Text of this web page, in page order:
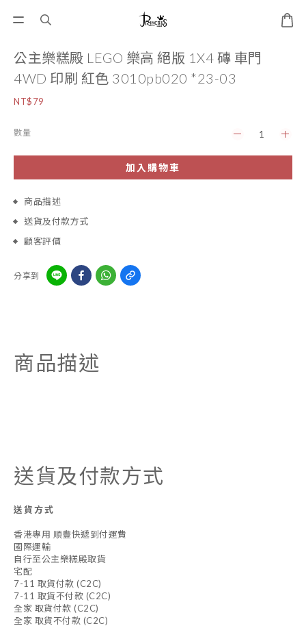
公主樂糕殿 LEGO 樂高 絕版 1X4 磚 車門
4WD 印刷 紅色 3010pb020 *23-03
NT$79
數量
加入購物車
商品描述
送貨及付款方式
顧客評價
分享到
商品描述
送貨及付款方式
送貨方式
香港專用 順豐快遞到付運費
國際運輸
自行至公主樂糕殿取貨
宅配
7-11 取貨付款 (C2C)
7-11 取貨不付款 (C2C)
全家 取貨付款 (C2C)
全家 取貨不付款 (C2C)